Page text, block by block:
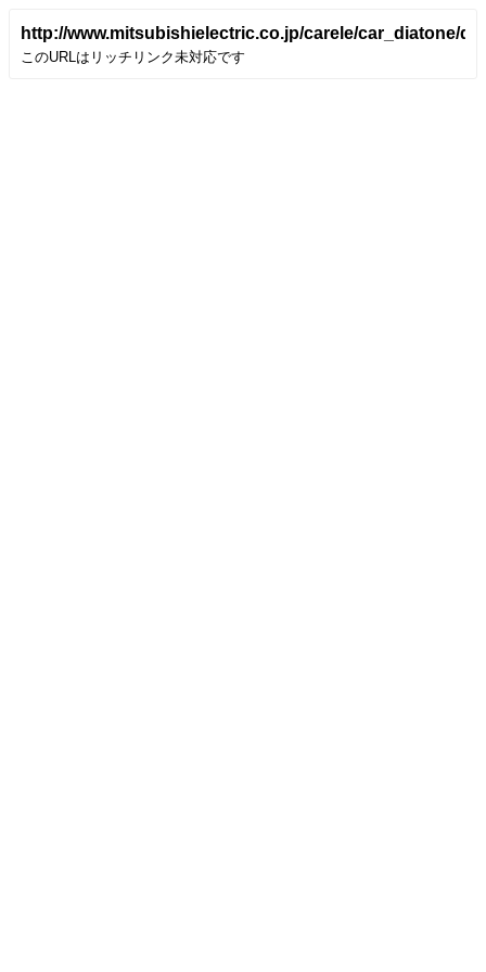
http://www.mitsubishielectric.co.jp/carele/car_diatone/
このURLはリッチリンク未対応です